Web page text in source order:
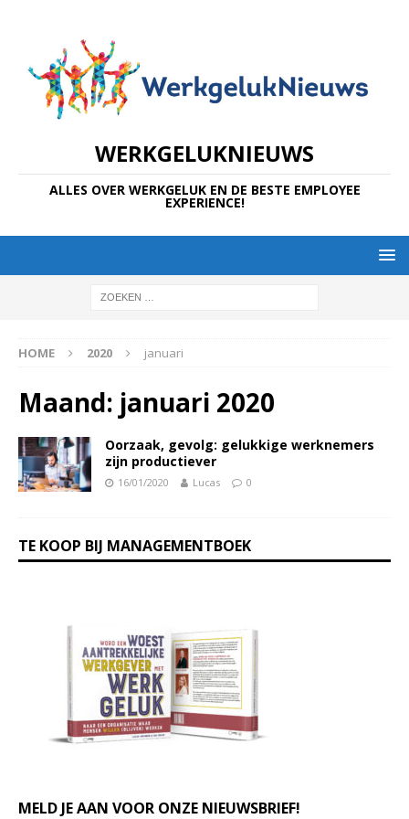
WERKGELUKNIEUWS
ALLES OVER WERKGELUK EN DE BESTE EMPLOYEE
EXPERIENCE!
HOME 2020 januari
Maand: januari 2020
Oorzaak, gevolg: gelukkige werknemers
zijn productiever
16/01/2020 Lucas 0
TE KOOP BIJ MANAGEMENTBOEK
MELD JE AAN VOOR ONZE NIEUWSBRIEF!